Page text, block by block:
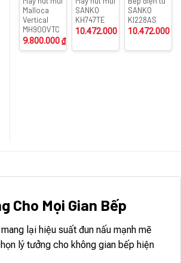
Malloca
Vertical
MH900VTC
9.800.000₫
SANKO
KH747TE
10.472.000
SANKO
KI228AS
10.472.000
Cho Mọi Gian Bếp
lại hiệu suất đun nấu mạnh mẽ
lý tưởng cho không gian bếp hiện